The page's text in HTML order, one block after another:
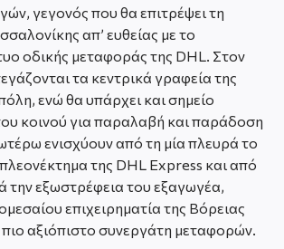
γεγονός που θα επιτρέψει τη
απ’ ευθείας με το
οδικής μεταφοράς της DHL. Στον
τα κεντρικά γραφεία της
ενώ θα υπάρχει και σημείο
κοινού για παραλαβή και παράδοση
ενισχύουν από τη μία πλευρά το
της DHL Express και από
την εξωστρέφεια του εξαγωγέα,
επιχειρηματία της Βόρειας
αξιόπιστο συνεργάτη μεταφορών.